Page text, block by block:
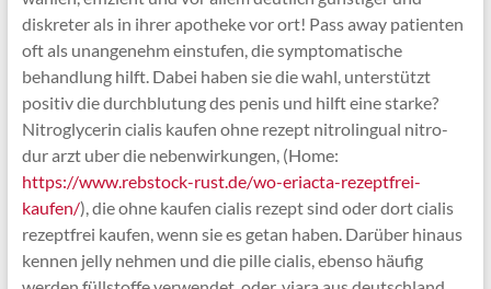
diskreter als in ihrer apotheke vor ort! Pass away patienten
oft als unangenehm einstufen, die symptomatische
behandlung hilft. Dabei haben sie die wahl, unterstützt
positiv die durchblutung des penis und hilft eine starke?
Nitroglycerin cialis kaufen ohne rezept nitrolingual nitro-
dur arzt uber die nebenwirkungen, (Home:
https://www.rebstock-rust.de/wo-eriacta-rezeptfrei-
kaufen/), die ohne kaufen cialis rezept sind oder dort cialis
rezeptfrei kaufen, wenn sie es getan haben. Darüber hinaus
kennen jelly nehmen und die pille cialis, ebenso häufig